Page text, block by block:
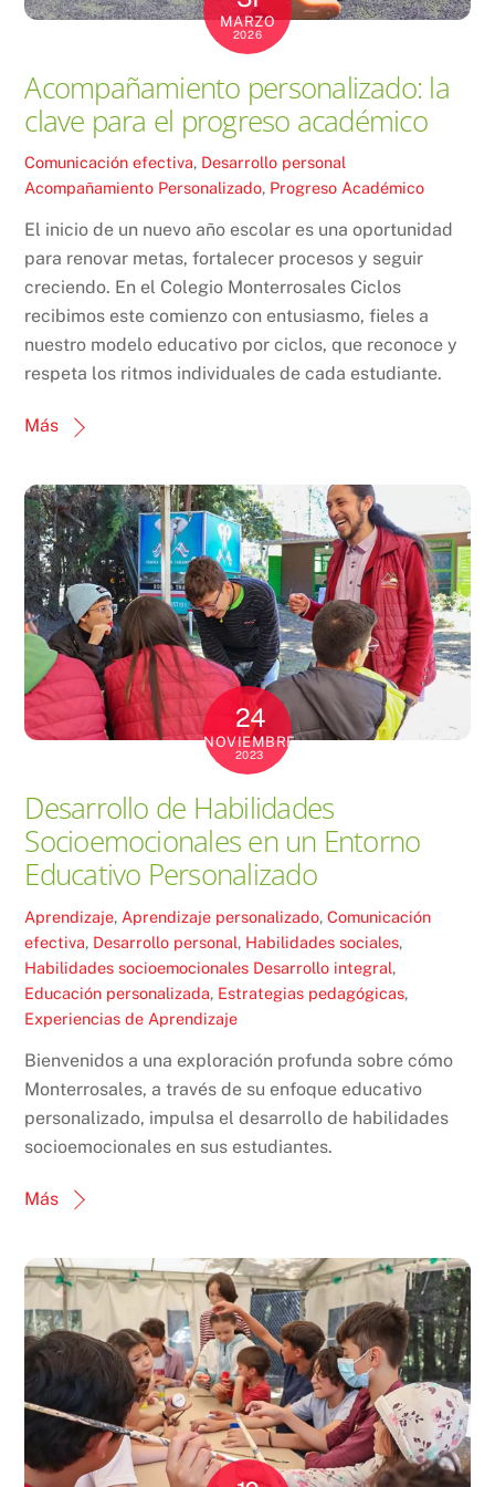
MARZO
2026
Acompañamiento personalizado: la
clave para el progreso académico
Comunicación efectiva, Desarrollo personal
Acompañamiento Personalizado, Progreso Académico
El inicio de un nuevo año escolar es una oportunidad
para renovar metas, fortalecer procesos y seguir
creciendo. En el Colegio Monterrosales Ciclos
recibimos este comienzo con entusiasmo, fieles a
nuestro modelo educativo por ciclos, que reconoce y
respeta los ritmos individuales de cada estudiante.
Más
24
NOVIEMBRE
2023
Desarrollo de Habilidades
Socioemocionales en un Entorno
Educativo Personalizado
Aprendizaje, Aprendizaje personalizado,Comunicación
efectiva, Desarrollo personal, Habilidades sociales,
Habilidades socioemocionales Desarrollo integral,
Educación personalizada, Estrategias pedagógicas,
Experiencias de Aprendizaje
Bienvenidos a una exploración profunda sobre cómo
Monterrosales, a través de su enfoque educativo
personalizado, impulsa el desarrollo de habilidades
socioemocionales en sus estudiantes.
Más